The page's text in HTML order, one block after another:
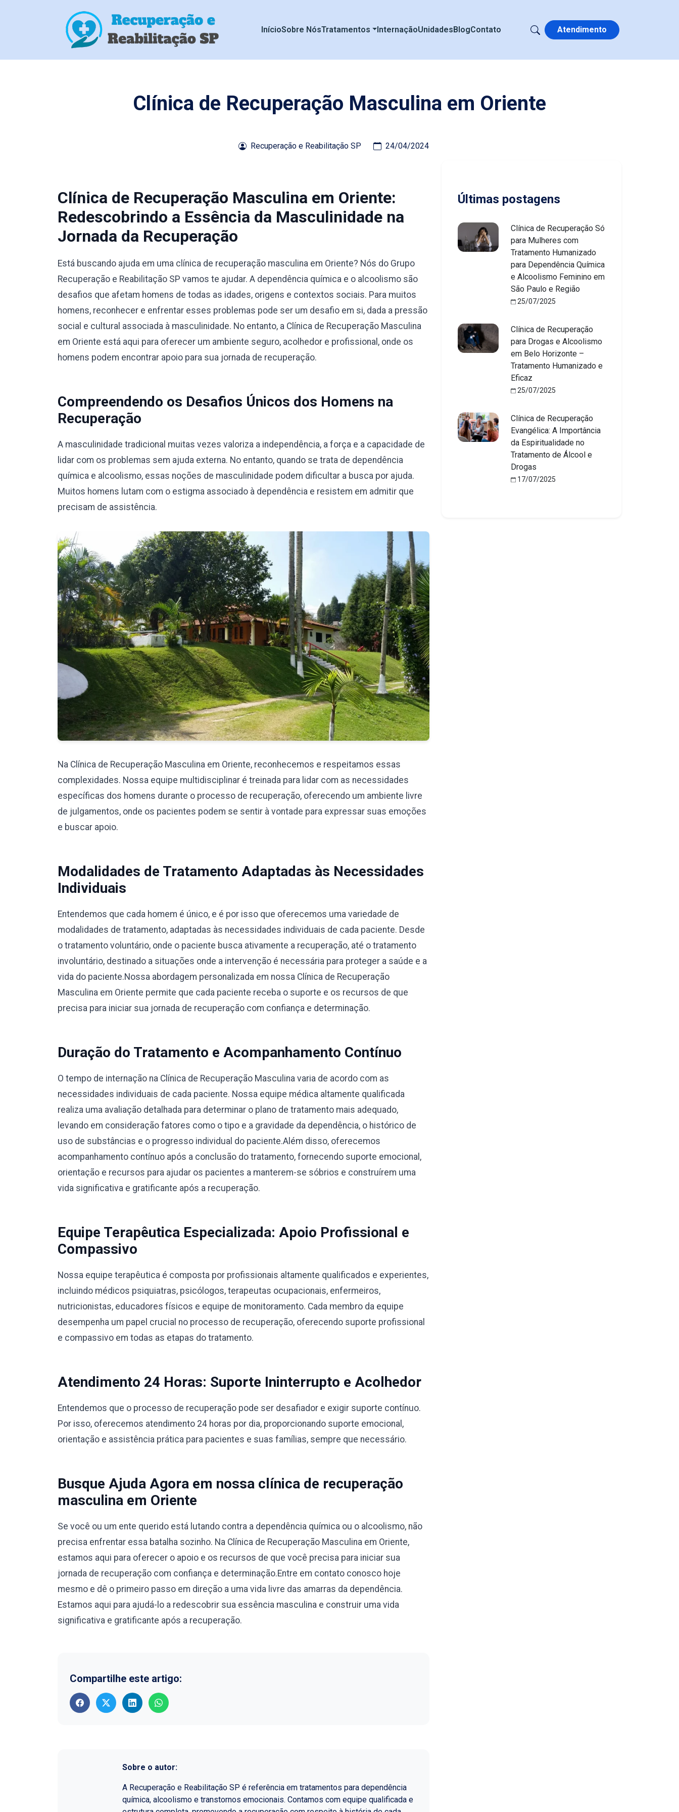
InícioSobre NósTratamentos InternaçãoUnidadesBlogContato Atendimento
Clínica de Recuperação Masculina em Oriente
Recuperação e Reabilitação SP 24/04/2024
Clínica de Recuperação Masculina em Oriente:
Redescobrindo a Essência da Masculinidade na
Jornada da Recuperação
Está buscando ajuda em uma clínica de recuperação masculina em Oriente? Nós do Grupo
Recuperação e Reabilitação SP vamos te ajudar. A dependência química e o alcoolismo são
desafios que afetam homens de todas as idades, origens e contextos sociais. Para muitos
homens, reconhecer e enfrentar esses problemas pode ser um desafio em si, dada a pressão
social e cultural associada à masculinidade. No entanto, a Clínica de Recuperação Masculina
em Oriente está aqui para oferecer um ambiente seguro, acolhedor e profissional, onde os
homens podem encontrar apoio para sua jornada de recuperação.
Compreendendo os Desafios Únicos dos Homens na
Recuperação
A masculinidade tradicional muitas vezes valoriza a independência, a força e a capacidade de
lidar com os problemas sem ajuda externa. No entanto, quando se trata de dependência
química e alcoolismo, essas noções de masculinidade podem dificultar a busca por ajuda.
Muitos homens lutam com o estigma associado à dependência e resistem em admitir que
precisam de assistência.
Na Clínica de Recuperação Masculina em Oriente, reconhecemos e respeitamos essas
complexidades. Nossa equipe multidisciplinar é treinada para lidar com as necessidades
específicas dos homens durante o processo de recuperação, oferecendo um ambiente livre
de julgamentos, onde os pacientes podem se sentir à vontade para expressar suas emoções
e buscar apoio.
Modalidades de Tratamento Adaptadas às Necessidades
Individuais
Entendemos que cada homem é único, e é por isso que oferecemos uma variedade de
modalidades de tratamento, adaptadas às necessidades individuais de cada paciente. Desde
o tratamento voluntário, onde o paciente busca ativamente a recuperação, até o tratamento
involuntário, destinado a situações onde a intervenção é necessária para proteger a saúde e a
vida do paciente.Nossa abordagem personalizada em nossa Clínica de Recuperação
Masculina em Oriente permite que cada paciente receba o suporte e os recursos de que
precisa para iniciar sua jornada de recuperação com confiança e determinação.
Duração do Tratamento e Acompanhamento Contínuo
O tempo de internação na Clínica de Recuperação Masculina varia de acordo com as
necessidades individuais de cada paciente. Nossa equipe médica altamente qualificada
realiza uma avaliação detalhada para determinar o plano de tratamento mais adequado,
levando em consideração fatores como o tipo e a gravidade da dependência, o histórico de
uso de substâncias e o progresso individual do paciente.Além disso, oferecemos
acompanhamento contínuo após a conclusão do tratamento, fornecendo suporte emocional,
orientação e recursos para ajudar os pacientes a manterem-se sóbrios e construírem uma
vida significativa e gratificante após a recuperação.
Equipe Terapêutica Especializada: Apoio Profissional e
Compassivo
Nossa equipe terapêutica é composta por profissionais altamente qualificados e experientes,
incluindo médicos psiquiatras, psicólogos, terapeutas ocupacionais, enfermeiros,
nutricionistas, educadores físicos e equipe de monitoramento. Cada membro da equipe
desempenha um papel crucial no processo de recuperação, oferecendo suporte profissional
e compassivo em todas as etapas do tratamento.
Atendimento 24 Horas: Suporte Ininterrupto e Acolhedor
Entendemos que o processo de recuperação pode ser desafiador e exigir suporte contínuo.
Por isso, oferecemos atendimento 24 horas por dia, proporcionando suporte emocional,
orientação e assistência prática para pacientes e suas famílias, sempre que necessário.
Busque Ajuda Agora em nossa clínica de recuperação
masculina em Oriente
Se você ou um ente querido está lutando contra a dependência química ou o alcoolismo, não
precisa enfrentar essa batalha sozinho. Na Clínica de Recuperação Masculina em Oriente,
estamos aqui para oferecer o apoio e os recursos de que você precisa para iniciar sua
jornada de recuperação com confiança e determinação.Entre em contato conosco hoje
mesmo e dê o primeiro passo em direção a uma vida livre das amarras da dependência.
Estamos aqui para ajudá-lo a redescobrir sua essência masculina e construir uma vida
significativa e gratificante após a recuperação.
Compartilhe este artigo:
Sobre o autor:
A Recuperação e Reabilitação SP é referência em tratamentos para dependência
química, alcoolismo e transtornos emocionais. Contamos com equipe qualificada e
Últimas postagens
Clínica de Recuperação Só
para Mulheres com
Tratamento Humanizado
para Dependência Química
e Alcoolismo Feminino em
São Paulo e Região
25/07/2025
Clínica de Recuperação
para Drogas e Alcoolismo
em Belo Horizonte –
Tratamento Humanizado e
Eficaz
25/07/2025
Clínica de Recuperação
Evangélica: A Importância
da Espiritualidade no
Tratamento de Álcool e
Drogas
17/07/2025